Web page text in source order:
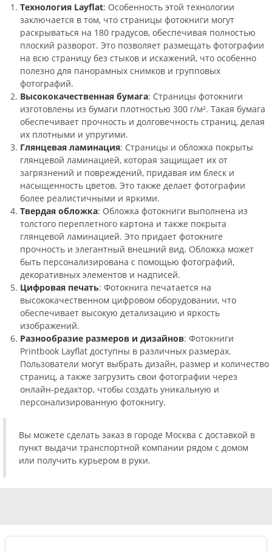
Технология Layflat: Особенность этой технологии
заключается в том, что страницы фотокниги могут
раскрываться на 180 градусов, обеспечивая полностью
плоский разворот. Это позволяет размещать фотографии
на всю страницу без стыков и искажений, что особенно
полезно для панорамных снимков и групповых
фотографий.
Высококачественная бумага: Страницы фотокниги
изготовлены из бумаги плотностью 300 г/м². Такая бумага
обеспечивает прочность и долговечность страниц, делая
их плотными и упругими.
Глянцевая ламинация: Страницы и обложка покрыты
глянцевой ламинацией, которая защищает их от
загрязнений и повреждений, придавая им блеск и
насыщенность цветов. Это также делает фотографии
более реалистичными и яркими.
Твердая обложка: Обложка фотокниги выполнена из
толстого переплетного картона и также покрыта
глянцевой ламинацией. Это придает фотокниге
прочность и элегантный внешний вид. Обложка может
быть персонализирована с помощью фотографий,
декоративных элементов и надписей.
Цифровая печать: Фотокнига печатается на
высококачественном цифровом оборудовании, что
обеспечивает высокую детализацию и яркость
изображений.
Разнообразие размеров и дизайнов: Фотокниги
Printbook Layflat доступны в различных размерах.
Пользователи могут выбрать дизайн, размер и количество
страниц, а также загрузить свои фотографии через
онлайн-редактор, чтобы создать уникальную и
персонализированную фотокнигу.
Вы можете сделать заказ в городе Москва с доставкой в
пункт выдачи транспортной компании рядом с домом
или получить курьером в руки.